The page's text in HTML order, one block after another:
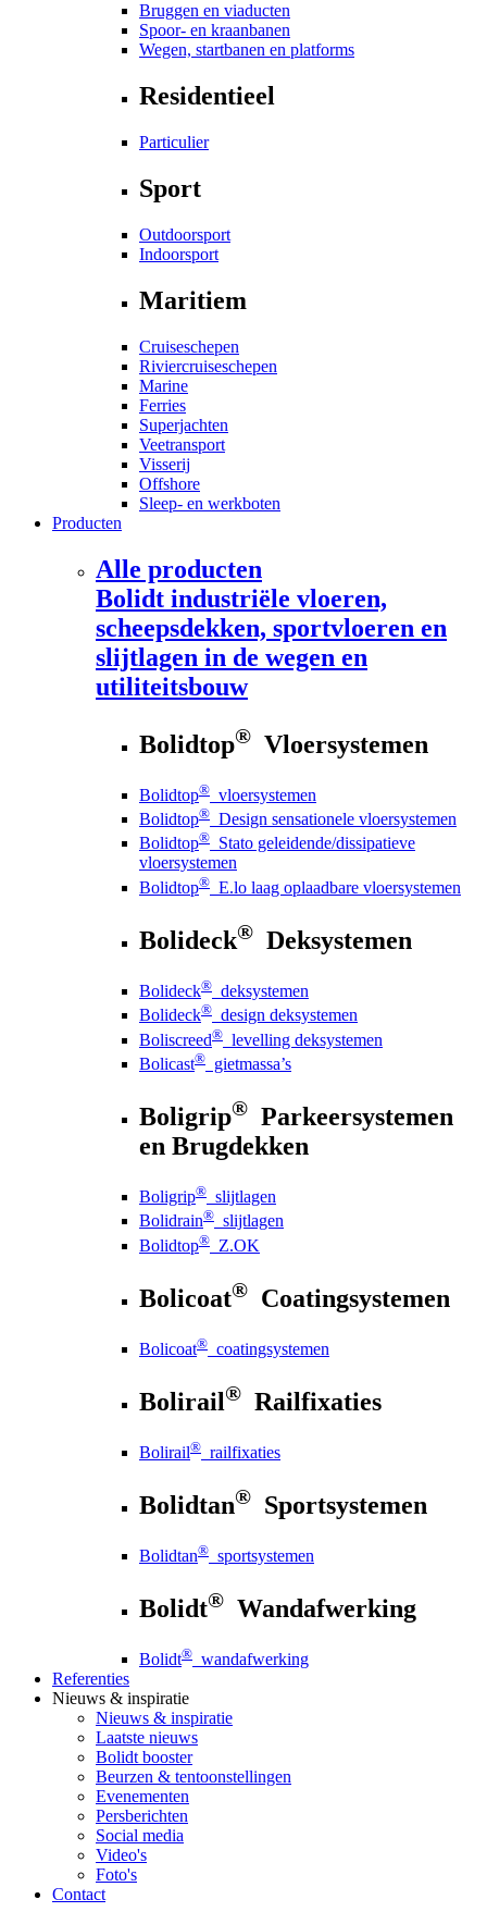
Bruggen en viaducten
Spoor- en kraanbanen
Wegen, startbanen en platforms
Residentieel
Particulier
Sport
Outdoorsport
Indoorsport
Maritiem
Cruiseschepen
Riviercruiseschepen
Marine
Ferries
Superjachten
Veetransport
Visserij
Offshore
Sleep- en werkboten
Producten
Alle producten
Bolidt industriële vloeren,
scheepsdekken, sportvloeren en
slijtlagen in de wegen en
utiliteitsbouw
Bolidtop® Vloersystemen
Bolidtop® vloersystemen
Bolidtop® Design sensationele vloersystemen
Bolidtop® Stato geleidende/dissipatieve
vloersystemen
Bolidtop® E.lo laag oplaadbare vloersystemen
Bolideck® Deksystemen
Bolideck® deksystemen
Bolideck® design deksystemen
Boliscreed® levelling deksystemen
Bolicast® gietmassa’s
Boligrip® Parkeersystemen
en Brugdekken
Boligrip® slijtlagen
Bolidrain® slijtlagen
Bolidtop® Z.OK
Bolicoat® Coatingsystemen
Bolicoat® coatingsystemen
Bolirail® Railfixaties
Bolirail® railfixaties
Bolidtan® Sportsystemen
Bolidtan® sportsystemen
Bolidt® Wandafwerking
Bolidt® wandafwerking
Referenties
Nieuws & inspiratie
Nieuws & inspiratie
Laatste nieuws
Bolidt booster
Beurzen & tentoonstellingen
Evenementen
Persberichten
Social media
Video's
Foto's
Contact